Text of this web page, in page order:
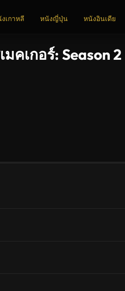
เกาหลี หนังญี่ปุ่น หนังอินเดีย
คเกอร์: Season 2